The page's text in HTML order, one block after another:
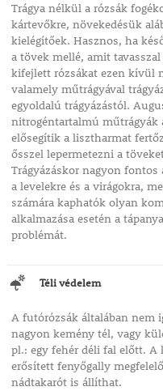
Trágya nélkül a rózsák
kártevőkre, növekedésük
kielégítőek. Hasznos, ha
a tövek mellé, amit
kifejlett rózsákat ezen kívül
valamely műtrágyával
egyoldalú trágyázástól.
nitrogéntartalmú műtrágyák
elősegítik a lisztharmat
ősszel lepermetezni a
Trágyázáskor nagyon
a levelekre és a virágokra,
számára kaphatók olyan
alkalmazása esetén a
problémát.
Téli védelem
A futórózsák általában nem
nagyon kemény tél, vagy
pl.: egy fehér déli fal előtt. A
erősített fenyőgally
nádtakarót is állíthat.